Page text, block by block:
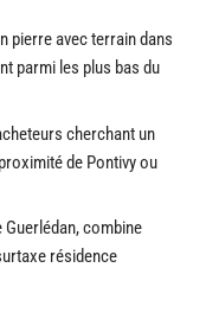
pierre avec terrain dans
parmi les plus bas du
cherchant un
de Pontivy ou
combine
résidence